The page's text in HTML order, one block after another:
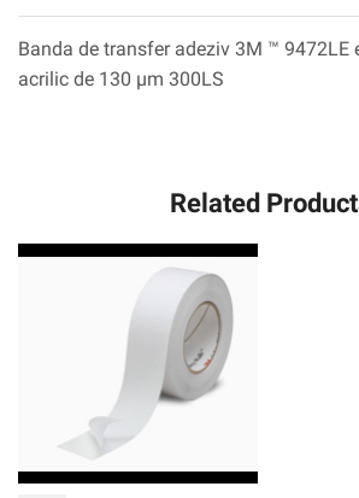
Banda de transfer adeziv 3M ™ 9472LE
acrilic de 130 µm 300LS
Related